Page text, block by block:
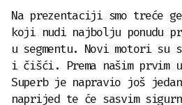
Na prezentaciji smo treće
koji nudi najbolju ponudu
u segmentu. Novi motori
i čišći. Prema našim prvim
Superb je napravio još
naprijed te će sasvim